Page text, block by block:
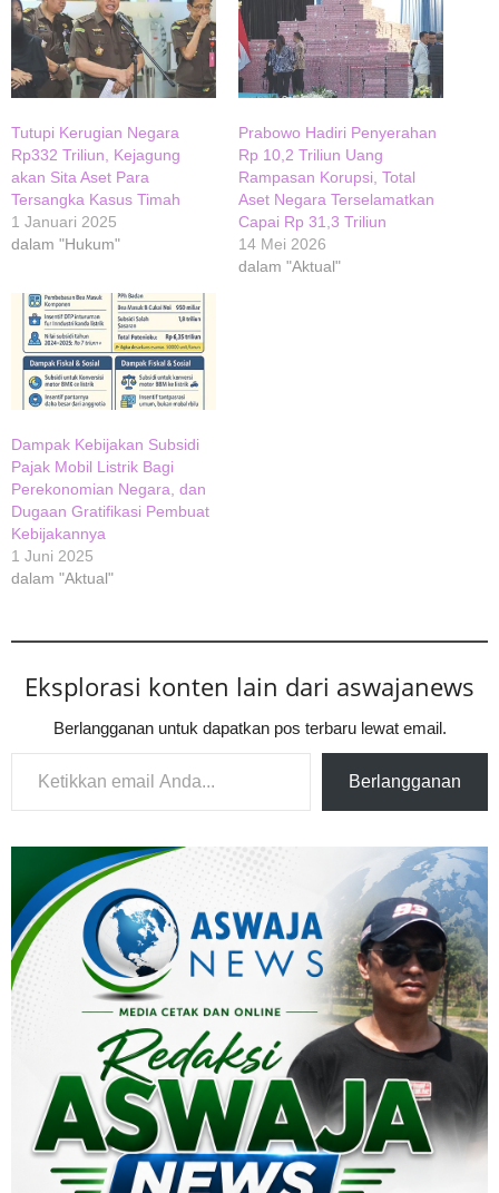
Tutupi Kerugian Negara
Rp332 Triliun, Kejagung
akan Sita Aset Para
Tersangka Kasus Timah
1 Januari 2025
dalam "Hukum"
Prabowo Hadiri Penyerahan
Rp 10,2 Triliun Uang
Rampasan Korupsi, Total
Aset Negara Terselamatkan
Capai Rp 31,3 Triliun
14 Mei 2026
dalam "Aktual"
Dampak Kebijakan Subsidi
Pajak Mobil Listrik Bagi
Perekonomian Negara, dan
Dugaan Gratifikasi Pembuat
Kebijakannya
1 Juni 2025
dalam "Aktual"
Eksplorasi konten lain dari aswajanews
Berlangganan untuk dapatkan pos terbaru lewat email.
Ketikkan email Anda...
Berlangganan